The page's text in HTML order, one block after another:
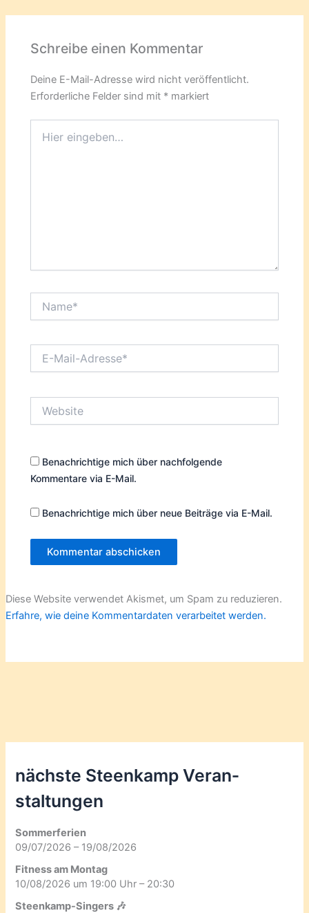
Schreibe einen Kommentar
Deine E-Mail-Adresse wird nicht veröffentlicht.
Erforderliche Felder sind mit * markiert
eingeben…
Mail-
Benachrichtige mich über nachfolgende
Kommentare via E-Mail.
Benachrichtige mich über neue Beiträge via E-Mail.
Diese Website verwendet Akismet, um Spam zu reduzieren.
Erfahre, wie deine Kommentardaten verarbeitet werden.
nächste Steenkamp Veran­
staltungen
Sommerferien
09/07/2026 – 19/08/2026
Fitness am Montag
10/08/2026 um 19:00 Uhr – 20:30
Steenkamp-Singers 🎶